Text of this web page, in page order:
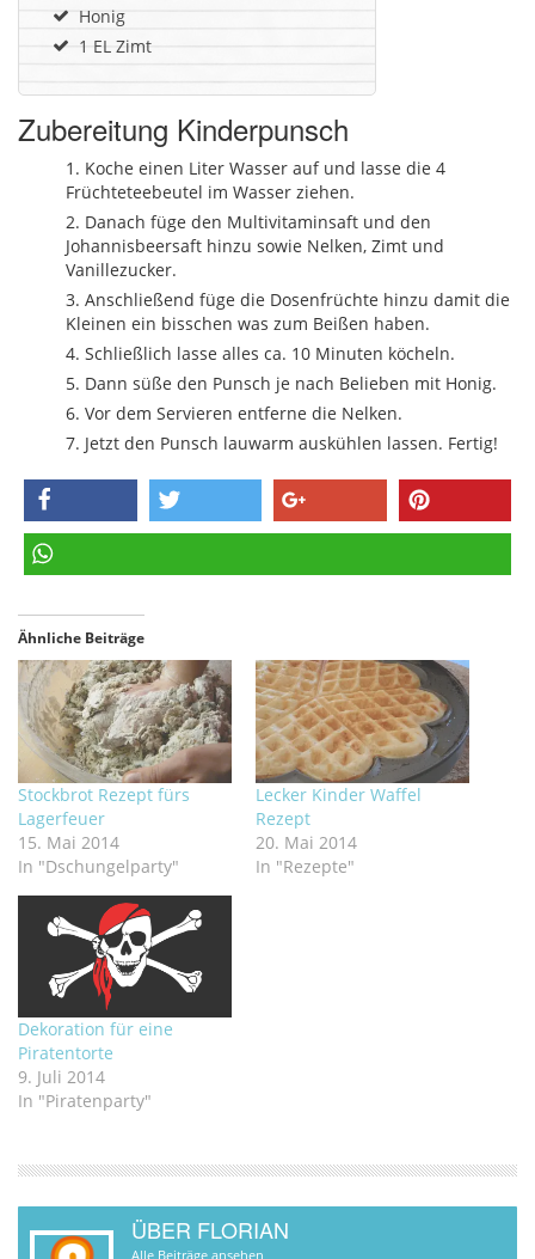
Honig
1 EL Zimt
Zubereitung Kinderpunsch
Koche einen Liter Wasser auf und lasse die 4
Früchteteebeutel im Wasser ziehen.
Danach füge den Multivitaminsaft und den
Johannisbeersaft hinzu sowie Nelken, Zimt und
Vanillezucker.
Anschließend füge die Dosenfrüchte hinzu damit die
Kleinen ein bisschen was zum Beißen haben.
Schließlich lasse alles ca. 10 Minuten köcheln.
Dann süße den Punsch je nach Belieben mit Honig.
Vor dem Servieren entferne die Nelken.
Jetzt den Punsch lauwarm auskühlen lassen. Fertig!
teilen
Ähnliche Beiträge
Stockbrot Rezept fürs
Lagerfeuer
15. Mai 2014
In "Dschungelparty"
Lecker Kinder Waffel
Rezept
20. Mai 2014
In "Rezepte"
Dekoration für eine
Piratentorte
9. Juli 2014
In "Piratenparty"
ÜBER FLORIAN
Alle Beiträge ansehen